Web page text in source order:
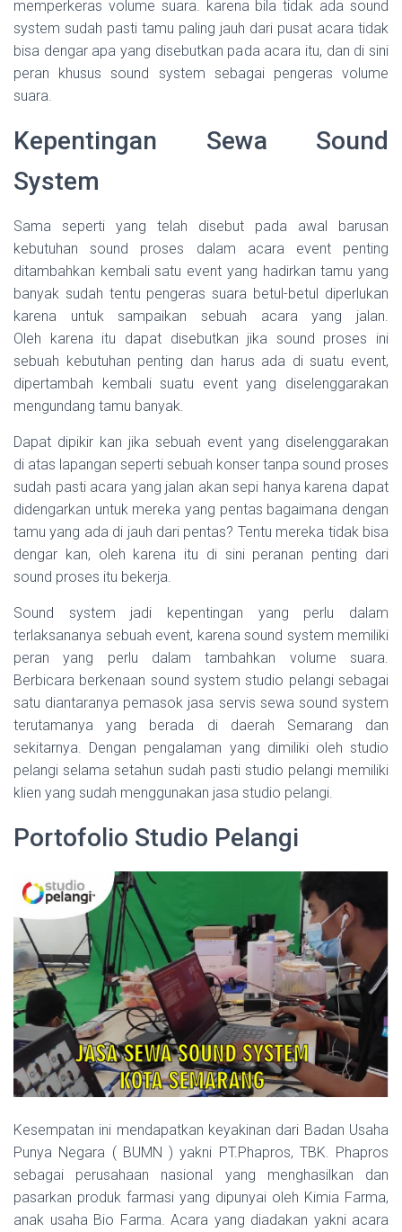
memperkeras volume suara. karena bila tidak ada sound
system sudah pasti tamu paling jauh dari pusat acara tidak
bisa dengar apa yang disebutkan pada acara itu, dan di sini
peran khusus sound system sebagai pengeras volume
suara.
Kepentingan Sewa Sound
System
Sama seperti yang telah disebut pada awal barusan
kebutuhan sound proses dalam acara event penting
ditambahkan kembali satu event yang hadirkan tamu yang
banyak sudah tentu pengeras suara betul-betul diperlukan
karena untuk sampaikan sebuah acara yang jalan.
Oleh karena itu dapat disebutkan jika sound proses ini
sebuah kebutuhan penting dan harus ada di suatu event,
dipertambah kembali suatu event yang diselenggarakan
mengundang tamu banyak.
Dapat dipikir kan jika sebuah event yang diselenggarakan
di atas lapangan seperti sebuah konser tanpa sound proses
sudah pasti acara yang jalan akan sepi hanya karena dapat
didengarkan untuk mereka yang pentas bagaimana dengan
tamu yang ada di jauh dari pentas? Tentu mereka tidak bisa
dengar kan, oleh karena itu di sini peranan penting dari
sound proses itu bekerja.
Sound system jadi kepentingan yang perlu dalam
terlaksananya sebuah event, karena sound system memiliki
peran yang perlu dalam tambahkan volume suara.
Berbicara berkenaan sound system studio pelangi sebagai
satu diantaranya pemasok jasa servis sewa sound system
terutamanya yang berada di daerah Semarang dan
sekitarnya. Dengan pengalaman yang dimiliki oleh studio
pelangi selama setahun sudah pasti studio pelangi memiliki
klien yang sudah menggunakan jasa studio pelangi.
Portofolio Studio Pelangi
Kesempatan ini mendapatkan keyakinan dari Badan Usaha
Punya Negara ( BUMN ) yakni PT.Phapros, TBK. Phapros
sebagai perusahaan nasional yang menghasilkan dan
pasarkan produk farmasi yang dipunyai oleh Kimia Farma,
anak usaha Bio Farma. Acara yang diadakan yakni acara